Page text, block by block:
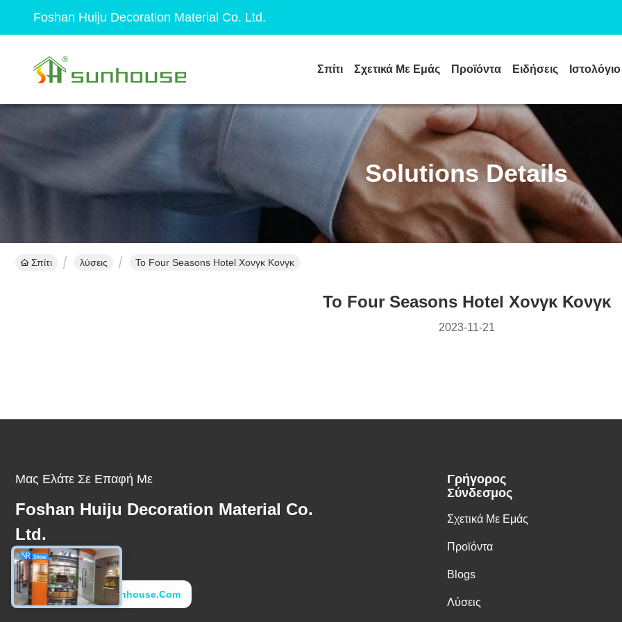
Foshan Huiju Decoration Material Co. Ltd.
Σπίτι Σχετικά Με Εμάς Προϊόντα Ειδήσεις Ιστολόγιο
Solutions Details
Σπίτι λύσεις Το Four Seasons Hotel Χονγκ Κονγκ
Το Four Seasons Hotel Χονγκ Κονγκ
2023-11-21
Μας Ελάτε Σε Επαφή Με
Foshan Huiju Decoration Material Co.
Ltd.
E-Mail
Ryanho@fs-Sunhouse.com
Γρήγορος
Σύνδεσμος
Σχετικά Με Εμάς
Προϊόντα
Blogs
Λύσεις